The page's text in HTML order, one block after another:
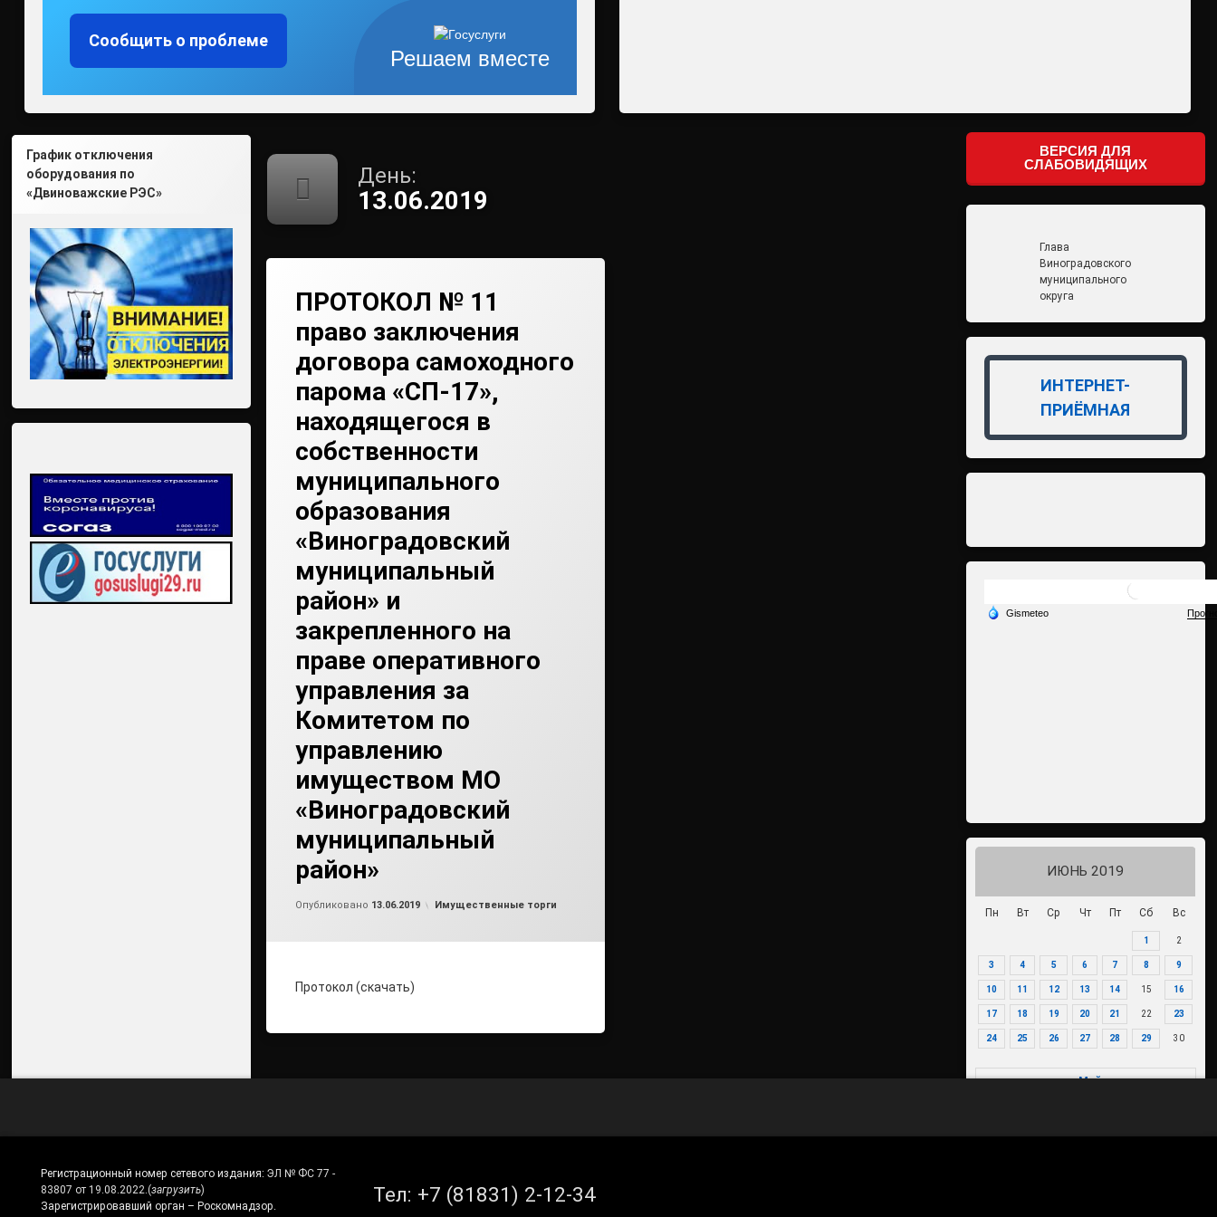
Решаем вместе
Сообщить о проблеме
День:
13.06.2019
ПРОТОКОЛ № 11
право заключения
договора самоходного
парома «СП-17»,
находящегося в
собственности
муниципального
образования
«Виноградовский
муниципальный
район» и
закрепленного на
праве оперативного
управления за
Комитетом по
управлению
имуществом МО
«Виноградовский
муниципальный
район»
Опубликовано 13.06.2019 Рубрики:
Имущественные торги
Протокол (скачать)
График отключения
оборудования по
«Двиноважские РЭС»
ВЕРСИЯ ДЛЯ
СЛАБОВИДЯЩИХ
Глава
Виноградовского
муниципального
округа
ИНТЕРНЕТ-
ПРИЁМНАЯ
ИЮНЬ 2019
Пн Вт Ср Чт Пт Сб Вс
1 2
3 4 5 6 7 8 9
10 11 12 13 14 15 16
17 18 19 20 21 22 23
24 25 26 27 28 29 30
« Май
Регистрационный номер сетевого издания: ЭЛ № ФС 77 -
83807 от 19.08.2022.(загрузить)
Зарегистрировавший орган – Роскомнадзор.
Тел: +7 (81831) 2-12-34